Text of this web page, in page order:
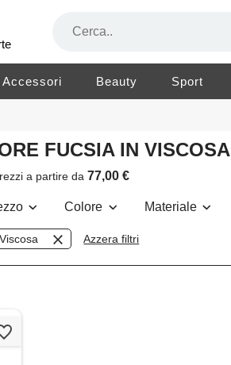
Accessori Beauty Sport
FUCSIA IN VISCOSA
a partire da77,00 €
Colore Materiale
Viscosa Azzera filtri